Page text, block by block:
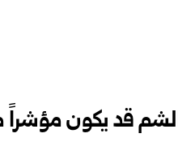
قد يكون مؤشراً